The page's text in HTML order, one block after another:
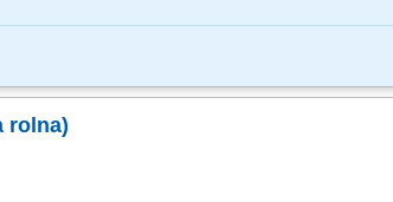
sezonowa, umowa o pracę Opis stanowiska: Praca
rolna)